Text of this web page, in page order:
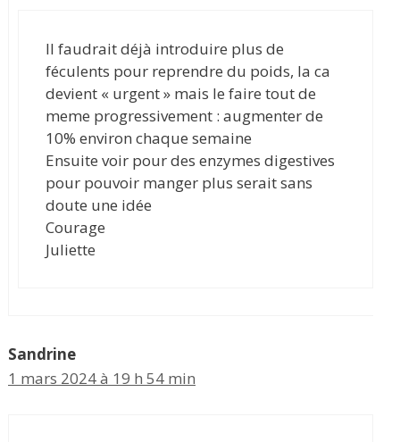
Il faudrait déjà introduire plus de
féculents pour reprendre du poids, la ca
devient « urgent » mais le faire tout de
meme progressivement : augmenter de
10% environ chaque semaine
Ensuite voir pour des enzymes digestives
pour pouvoir manger plus serait sans
doute une idée
Courage
Juliette
Sandrine
1 mars 2024 à 19 h 54 min